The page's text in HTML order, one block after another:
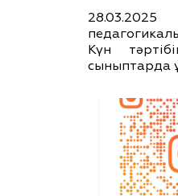
Күн
сыныптарда